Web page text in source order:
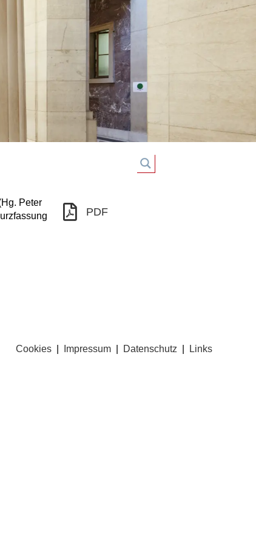
Peter
PDF
Cookies Impressum Datenschutz Links